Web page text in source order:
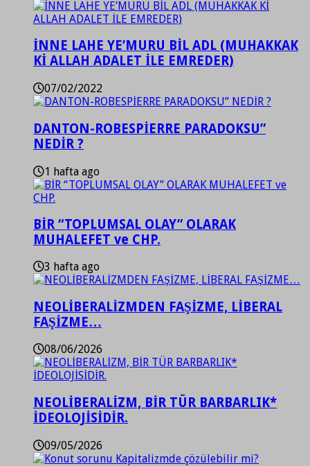
İNNE LAHE YE’MURU BİL ADL (MUHAKKAK
Kİ ALLAH ADALET İLE EMREDER)
07/02/2022
DANTON-ROBESPİERRE PARADOKSU”
NEDİR ?
1 hafta ago
BİR “TOPLUMSAL OLAY” OLARAK
MUHALEFET ve CHP.
3 hafta ago
NEOLİBERALİZMDEN FAŞİZME, LİBERAL
FAŞİZME…
08/06/2026
NEOLİBERALİZM, BİR TÜR BARBARLIK*
İDEOLOJİSİDİR.
09/05/2026